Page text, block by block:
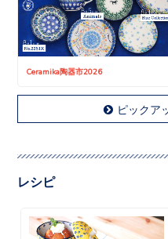
Ceramika陶器市2026
ピックア
レシピ